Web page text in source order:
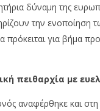
δύναμη της
την ενοποίηση
πρόκειται για βήμα
πειθαρχία με
αναφέρθηκε και στη